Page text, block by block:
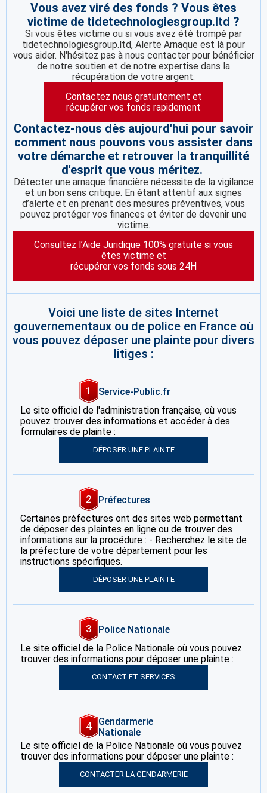
Vous avez viré des fonds ? Vous êtes
victime de tidetechnologiesgroup.ltd ?
Si vous êtes victime ou si vous avez été trompé par
tidetechnologiesgroup.ltd, Alerte Arnaque est là pour
vous aider. N'hésitez pas à nous contacter pour bénéficier
de notre soutien et de notre expertise dans la
récupération de votre argent.
Contactez nous gratuitement et
récupérer vos fonds rapidement
Contactez-nous dès aujourd'hui pour savoir
comment nous pouvons vous assister dans
votre démarche et retrouver la tranquillité
d'esprit que vous méritez.
Détecter une arnaque financière nécessite de la vigilance
et un bon sens critique. En étant attentif aux signes
d’alerte et en prenant des mesures préventives, vous
pouvez protéger vos finances et éviter de devenir une
victime.
Consultez l’Aide Juridique 100% gratuite si vous
êtes victime et
récupérer vos fonds sous 24H
Voici une liste de sites Internet
gouvernementaux ou de police en France où
vous pouvez déposer une plainte pour divers
litiges :
1
Service-Public.fr
Le site officiel de l'administration française, où vous
pouvez trouver des informations et accéder à des
formulaires de plainte :
DÉPOSER UNE PLAINTE
2
Préfectures
Certaines préfectures ont des sites web permettant
de déposer des plaintes en ligne ou de trouver des
informations sur la procédure : - Recherchez le site de
la préfecture de votre département pour les
instructions spécifiques.
DÉPOSER UNE PLAINTE
3
Police Nationale
Le site officiel de la Police Nationale où vous pouvez
trouver des informations pour déposer une plainte :
CONTACT ET SERVICES
4
Gendarmerie
Nationale
Le site officiel de la Police Nationale où vous pouvez
trouver des informations pour déposer une plainte :
CONTACTER LA GENDARMERIE